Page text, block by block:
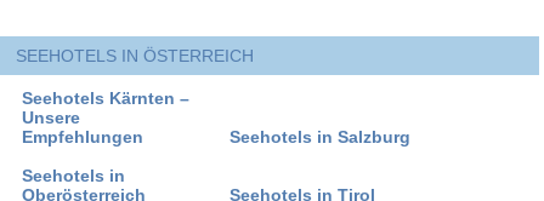
SEEHOTELS IN ÖSTERREICH
Seehotels Kärnten –
Unsere
Empfehlungen
Seehotels in Salzburg
Seehotels in
Oberösterreich
Seehotels in Tirol